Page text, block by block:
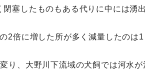
塞したものもある代りに中には湧
2倍に増した所が多く減量したの
り、大野川下流域の犬飼では河水が